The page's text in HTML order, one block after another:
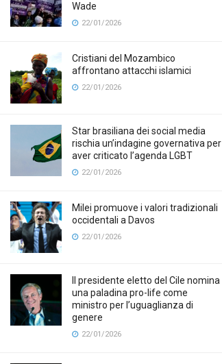
Wade
22/01/2026
Cristiani del Mozambico
affrontano attacchi islamici
22/01/2026
Star brasiliana dei social media
rischia un’indagine governativa per
aver criticato l’agenda LGBT
22/01/2026
Milei promuove i valori tradizionali
occidentali a Davos
22/01/2026
Il presidente eletto del Cile nomina
una paladina pro-life come
ministro per l’uguaglianza di
genere
22/01/2026